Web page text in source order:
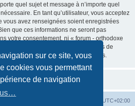
sur ce site, vous
cookies vous permettant
de navigation
quel sujet et message à n’importe quel
En tant qu’utilisateur, vous acceptez
vous avez renseignées soient enregistrées
que ces informations ne seront pas
votre consentement, ni « forum - orthodoxe
tenus comme responsables en cas de
visant à compromettre vos données.
UTC+02:00